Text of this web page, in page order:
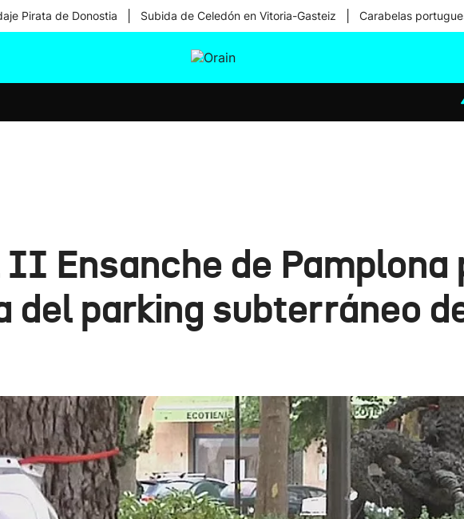
Pirata de Donostia Subida de Celedón en Vitoria-Gasteiz Carabelas
Ensanche de Pamplona
del parking subterráneo